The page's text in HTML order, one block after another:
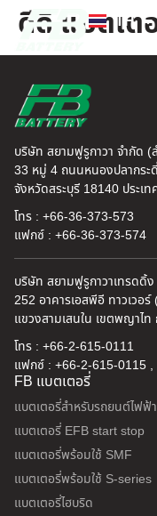
TH
EN
ดีดี แบตเต
บริษัท สยามฟูรูกาวา จำกัด
33 หมู่ 4 ถนนหนองปลากระ
จังหวัดสระบุรี 18140 ประเท
โทร : +66-36-373-573
แฟกซ์ : +66-36-373-574
บริษัท สยามฟูรูกาวาเทรดดิ้
252 อาคารเอสพีอี ทาวเวอ
แขวงสามเสนใน เขตพญาไ
โทร : +66-2-615-0111
แฟกซ์ : +66-2-615-0115
FB แบตเตอรี่
แบตเตอรี่สำหรับรถยนต์ไฟฟ้า
แบตเตอรี่ EFB start stop
แบตเตอรี่พร้อมใช้ SMF
แบตเตอรี่พร้อมใช้ S-series
แบตเตอรี่ไฮบริด